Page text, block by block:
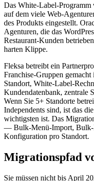
Das White-Label-Programm
auf dem viele Web-
des Produkts eingestellt.
Agenturen, die das
Restaurant-Kunden
harten Klippe.
Fleksa betreibt ein
Franchise-Gruppen
Standort, White-Label-
Kundendatenbank, zentrale
Wenn Sie 5+ Standorte
Independents sind, ist das
wichtigsten ist. Das
— Bulk-Menü-Import, Bulk-
Konfiguration pro Standort.
Migrationspfad
Sie müssen nicht bis April